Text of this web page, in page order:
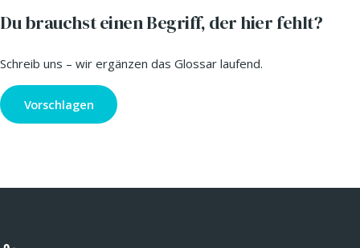
Du brauchst einen Begriff, der hier fehlt?
Schreib uns – wir ergänzen das Glossar laufend.
Vorschlagen